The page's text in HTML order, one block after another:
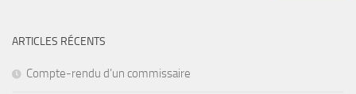
ARTICLES RÉCENTS
Compte-rendu d’un commissaire